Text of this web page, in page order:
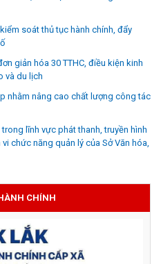
soát thủ tục hành chính, đẩy
giản hóa 30 TTHC, điều kiện kinh
và du lịch
nhằm nâng cao chất lượng công tác
lĩnh vực phát thanh, truyền hình
chức năng quản lý của Sở Văn hóa,
CHÍNH